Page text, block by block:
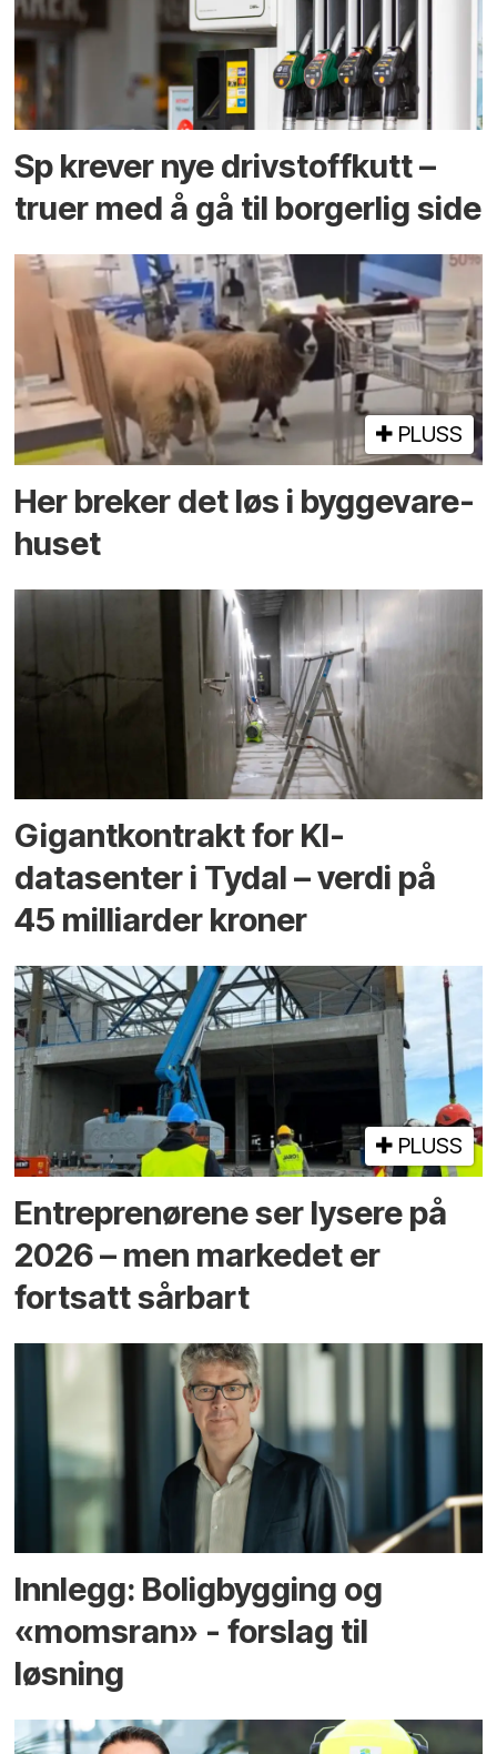
Sp krever nye drivstoffkutt –
truer med å gå til borgerlig side
PLUSS
Her breker det løs i bygge­vare­
huset
Gigantkontrakt for KI-
datasenter i Tydal – verdi på
45 milliarder kroner
PLUSS
Entreprenørene ser lysere på
2026 – men markedet er
fortsatt sårbart
Innlegg: Boligbygging og
«momsran» - forslag til
løsning